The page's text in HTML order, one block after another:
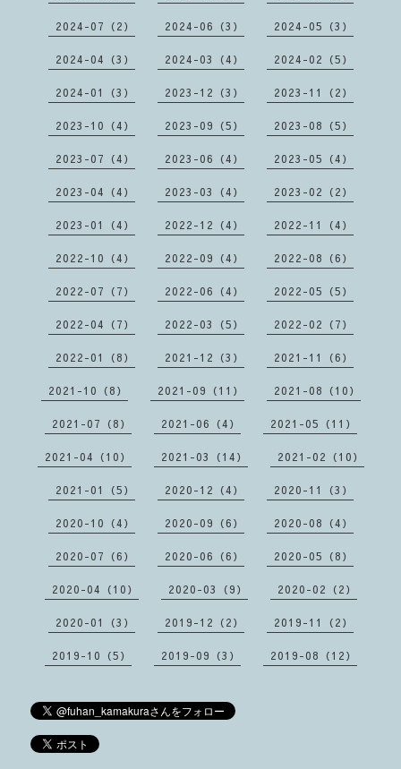
2024-07（2） 2024-06（3） 2024-05（3）
2024-04（3） 2024-03（4） 2024-02（5）
2024-01（3） 2023-12（3） 2023-11（2）
2023-10（4） 2023-09（5） 2023-08（5）
2023-07（4） 2023-06（4） 2023-05（4）
2023-04（4） 2023-03（4） 2023-02（2）
2023-01（4） 2022-12（4） 2022-11（4）
2022-10（4） 2022-09（4） 2022-08（6）
2022-07（7） 2022-06（4） 2022-05（5）
2022-04（7） 2022-03（5） 2022-02（7）
2022-01（8） 2021-12（3） 2021-11（6）
2021-10（8） 2021-09（11） 2021-08（10）
2021-07（8） 2021-06（4） 2021-05（11）
2021-04（10） 2021-03（14） 2021-02（10）
2021-01（5） 2020-12（4） 2020-11（3）
2020-10（4） 2020-09（6） 2020-08（4）
2020-07（6） 2020-06（6） 2020-05（8）
2020-04（10） 2020-03（9） 2020-02（2）
2020-01（3） 2019-12（2） 2019-11（2）
2019-10（5） 2019-09（3） 2019-08（12）